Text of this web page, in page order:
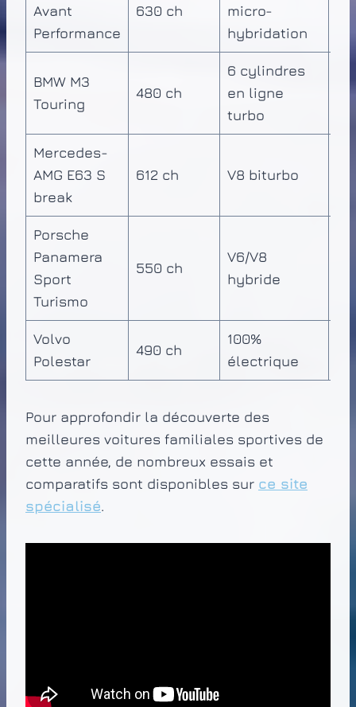
Avant
Performance
630 ch
micro-
hybridation
BMW M3
Touring
480 ch
6 cylindres
en ligne
turbo
Mercedes-
AMG E63 S
break
612 ch V8 biturbo
Porsche
Panamera
Sport
Turismo
550 ch
V6/V8
hybride
Volvo
Polestar
490 ch
100%
électrique
Pour approfondir la découverte des
meilleures voitures familiales sportives de
cette année, de nombreux essais et
comparatifs sont disponibles sur ce site
spécialisé.